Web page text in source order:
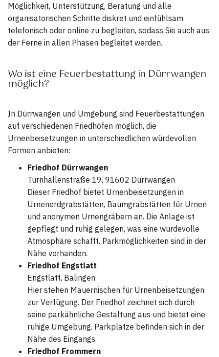
Möglichkeit, Unterstützung, Beratung und alle
organisatorischen Schritte diskret und einfühlsam
telefonisch oder online zu begleiten, sodass Sie auch aus
der Ferne in allen Phasen begleitet werden.
Wo ist eine Feuerbestattung in Dürrwangen
möglich?
In Dürrwangen und Umgebung sind Feuerbestattungen
auf verschiedenen Friedhöfen möglich, die
Urnenbeisetzungen in unterschiedlichen würdevollen
Formen anbieten:
Friedhof Dürrwangen
Turnhallenstraße 19, 91602 Dürrwangen
Dieser Friedhof bietet Urnenbeisetzungen in
Urnenerdgrabstätten, Baumgrabstätten für Urnen
und anonymen Urnengräbern an. Die Anlage ist
gepflegt und ruhig gelegen, was eine würdevolle
Atmosphäre schafft. Parkmöglichkeiten sind in der
Nähe vorhanden.
Friedhof Engstlatt
Engstlatt, Balingen
Hier stehen Mauernischen für Urnenbeisetzungen
zur Verfügung. Der Friedhof zeichnet sich durch
seine parkähnliche Gestaltung aus und bietet eine
ruhige Umgebung. Parkplätze befinden sich in der
Nähe des Eingangs.
Friedhof Frommern